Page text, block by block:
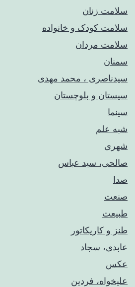
سلامت زنان
سلامت کودک‌ و خانواده
سلامت مردان
سمنان
سیدناصری ، محمد مهدی
سیستان و بلوچستان
سینما
شبه علم
شهری
صالحی، سید عباس
صدا
صنعت
طبیعت
طنز و کاریکاتور
عابدی، سجاد
عکس
علیخواه، فردین